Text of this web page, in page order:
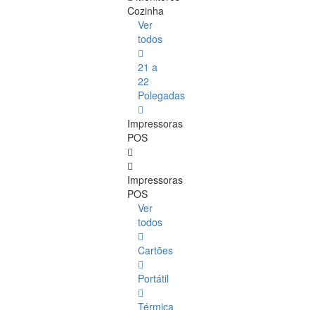
Cozinha
Ver
todos
21 a
22
Polegadas
Impressoras
POS
Impressoras
POS
Ver
todos
Cartões
Portátil
Térmica